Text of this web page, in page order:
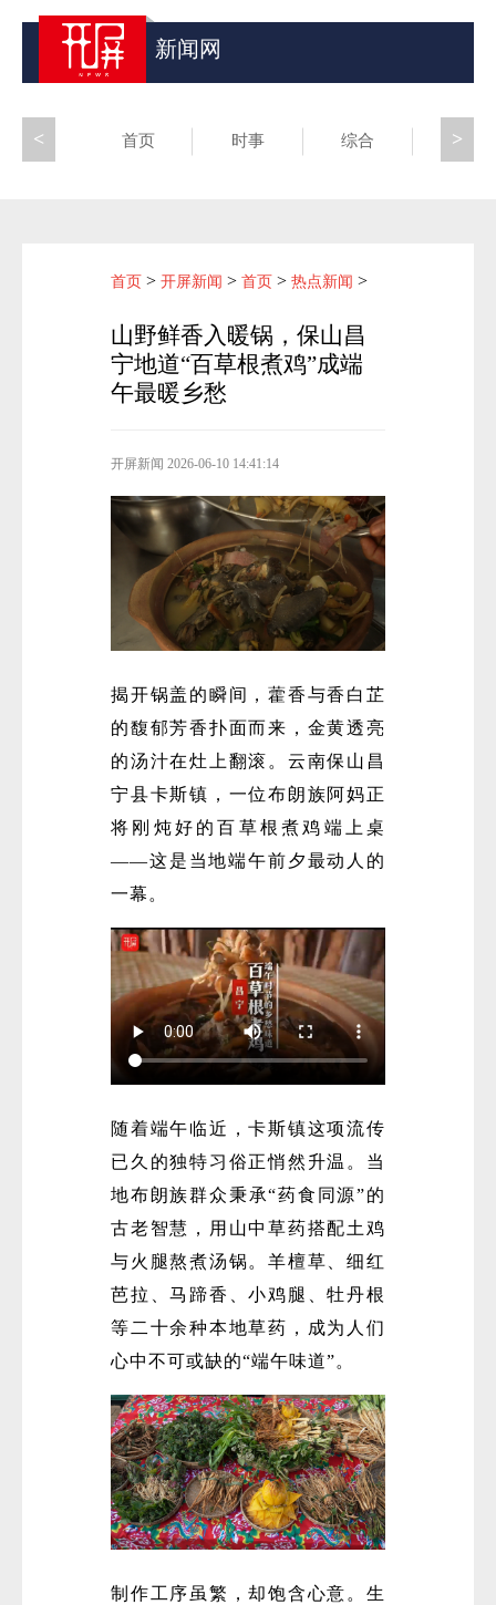
新闻网
首页 时事 综合 昆滇
>
<
首页 > 开屏新闻 > 首页 > 热点新闻 >
山野鲜香入暖锅，保山昌
宁地道“百草根煮鸡”成端
午最暖乡愁
开屏新闻 2026-06-10 14:41:14
揭开锅盖的瞬间，藿香与香白芷
的馥郁芳香扑面而来，金黄透亮
的汤汁在灶上翻滚。云南保山昌
宁县卡斯镇，一位布朗族阿妈正
将刚炖好的百草根煮鸡端上桌
——这是当地端午前夕最动人的
一幕。
随着端午临近，卡斯镇这项流传
已久的独特习俗正悄然升温。当
地布朗族群众秉承“药食同源”的
古老智慧，用山中草药搭配土鸡
与火腿熬煮汤锅。羊檀草、细红
芭拉、马蹄香、小鸡腿、牡丹根
等二十余种本地草药，成为人们
心中不可或缺的“端午味道”。
制作工序虽繁，却饱含心意。生